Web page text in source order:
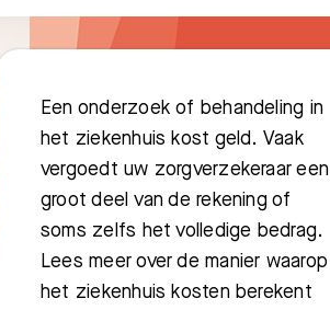
Een onderzoek of behandeling in
het ziekenhuis kost geld. Vaak
vergoedt uw zorgverzekeraar een
groot deel van de rekening of
soms zelfs het volledige bedrag.
Lees meer over de manier waarop
het ziekenhuis kosten berekent